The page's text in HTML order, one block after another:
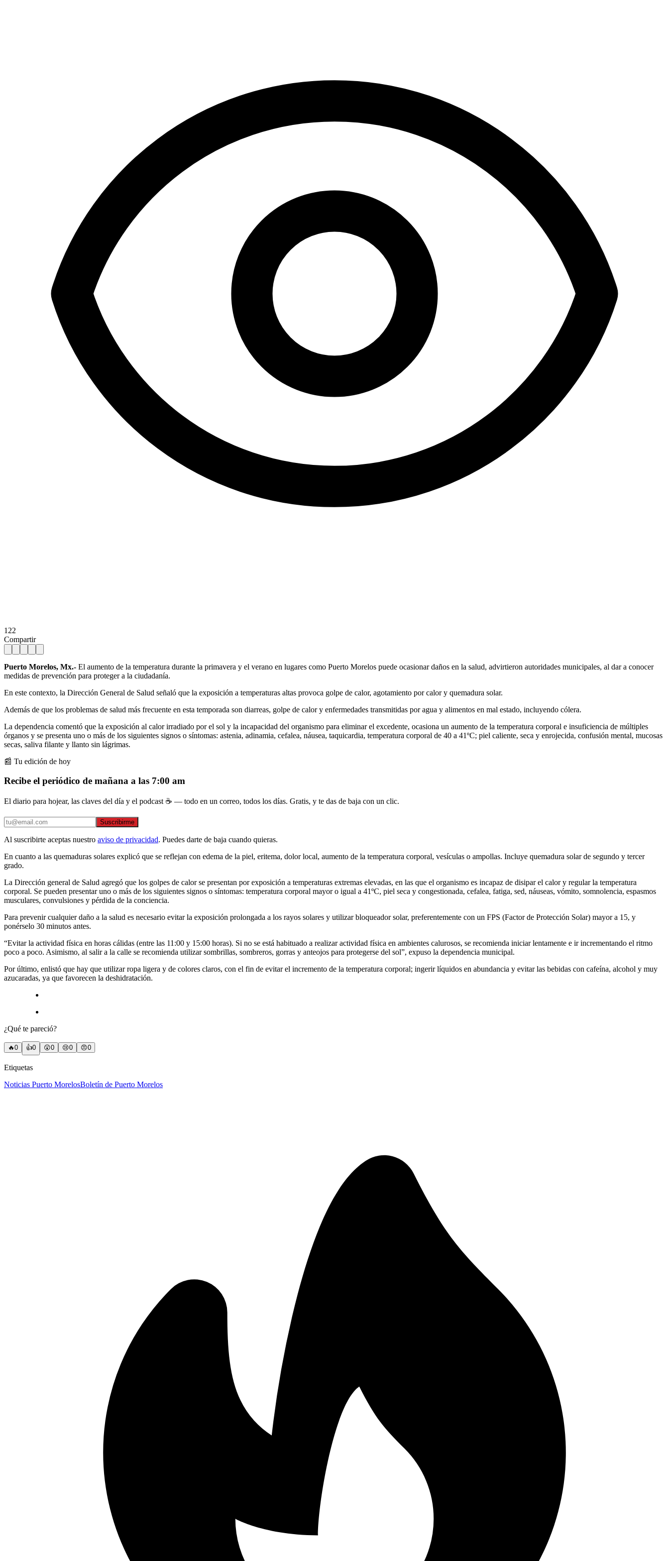
122
Compartir
Puerto Morelos, Mx.- El aumento de la temperatura durante la primavera y el verano en lugares como Puerto Morelos puede ocasionar daños en la salud, advirtieron autoridades municipales, al dar a conocer
medidas de prevención para proteger a la ciudadanía.
En este contexto, la Dirección General de Salud señaló que la exposición a temperaturas altas provoca golpe de calor, agotamiento por calor y quemadura solar.
Además de que los problemas de salud más frecuente en esta temporada son diarreas, golpe de calor y enfermedades transmitidas por agua y alimentos en mal estado, incluyendo cólera.
La dependencia comentó que la exposición al calor irradiado por el sol y la incapacidad del organismo para eliminar el excedente, ocasiona un aumento de la temperatura corporal e insuficiencia de múltiples
órganos y se presenta uno o más de los siguientes signos o síntomas: astenia, adinamia, cefalea, náusea, taquicardia, temperatura corporal de 40 a 41ºC; piel caliente, seca y enrojecida, confusión mental, mucosas
secas, saliva filante y llanto sin lágrimas.
📰 Tu edición de hoy
Recibe el periódico de mañana a las 7:00 am
El diario para hojear, las claves del día y el podcast ☕ — todo en un correo, todos los días. Gratis, y te das de baja con un clic.
Suscribirme
Al suscribirte aceptas nuestro aviso de privacidad. Puedes darte de baja cuando quieras.
En cuanto a las quemaduras solares explicó que se reflejan con edema de la piel, eritema, dolor local, aumento de la temperatura corporal, vesículas o ampollas. Incluye quemadura solar de segundo y tercer
grado.
La Dirección general de Salud agregó que los golpes de calor se presentan por exposición a temperaturas extremas elevadas, en las que el organismo es incapaz de disipar el calor y regular la temperatura
corporal. Se pueden presentar uno o más de los siguientes signos o síntomas: temperatura corporal mayor o igual a 41ºC, piel seca y congestionada, cefalea, fatiga, sed, náuseas, vómito, somnolencia, espasmos
musculares, convulsiones y pérdida de la conciencia.
Para prevenir cualquier daño a la salud es necesario evitar la exposición prolongada a los rayos solares y utilizar bloqueador solar, preferentemente con un FPS (Factor de Protección Solar) mayor a 15, y
ponérselo 30 minutos antes.
“Evitar la actividad física en horas cálidas (entre las 11:00 y 15:00 horas). Si no se está habituado a realizar actividad física en ambientes calurosos, se recomienda iniciar lentamente e ir incrementando el ritmo
poco a poco. Asimismo, al salir a la calle se recomienda utilizar sombrillas, sombreros, gorras y anteojos para protegerse del sol”, expuso la dependencia municipal.
Por último, enlistó que hay que utilizar ropa ligera y de colores claros, con el fin de evitar el incremento de la temperatura corporal; ingerir líquidos en abundancia y evitar las bebidas con cafeína, alcohol y muy
azucaradas, ya que favorecen la deshidratación.
¿Qué te pareció?
🔥0 👍0 😲0 😢0 😠0
Etiquetas
Noticias Puerto MorelosBoletín de Puerto Morelos